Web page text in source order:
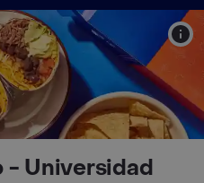
- Universidad